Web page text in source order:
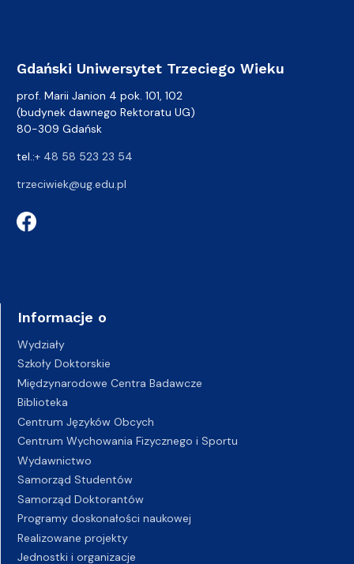
Gdański Uniwersytet Trzeciego Wieku
prof. Marii Janion 4 pok. 101, 102
(budynek dawnego Rektoratu UG)
80-309 Gdańsk
tel.:+ 48 58 523 23 54
trzeciwiek@ug.edu.pl
Informacje o
Wydziały
Szkoły Doktorskie
Międzynarodowe Centra Badawcze
Biblioteka
Centrum Języków Obcych
Centrum Wychowania Fizycznego i Sportu
Wydawnictwo
Samorząd Studentów
Samorząd Doktorantów
Programy doskonałości naukowej
Realizowane projekty
Jednostki i organizacje